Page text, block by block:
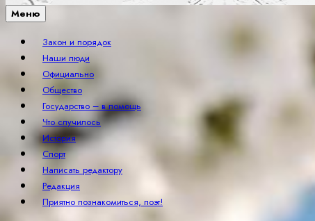
Меню
Закон и порядок
Наши люди
Официально
Общество
Государство – в помощь
Что случилось
История
Спорт
Написать редактору
Редакция
Приятно познакомиться, поэт!